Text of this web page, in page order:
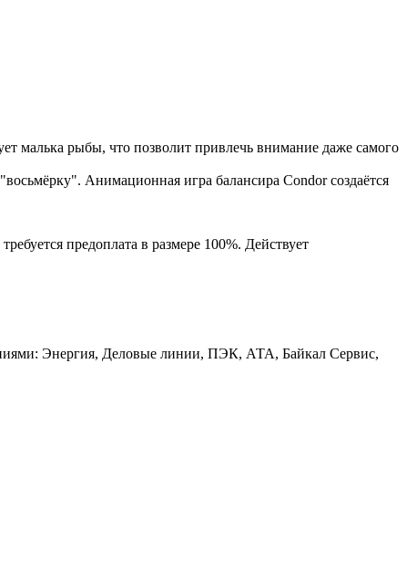
малька рыбы, что позволит привлечь внимание даже самого
Анимационная игра балансира Condor создаётся
предоплата в размере 100%. Действует
Энергия, Деловые линии, ПЭК, АТА, Байкал Сервис,